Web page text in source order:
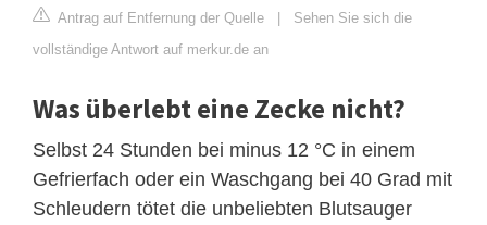
Antrag auf Entfernung der Quelle | Sehen Sie sich die
vollständige Antwort auf merkur.de an
Was überlebt eine Zecke nicht?
Selbst 24 Stunden bei minus 12 °C in einem
Gefrierfach oder ein Waschgang bei 40 Grad mit
Schleudern tötet die unbeliebten Blutsauger